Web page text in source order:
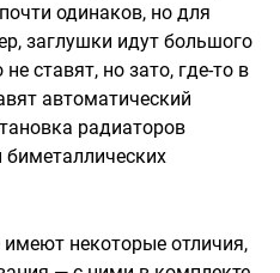
одинаков, но для
заглушки идут большого
ставят, но зато, где-то в
автоматический
радиаторов
некоторые отличия,